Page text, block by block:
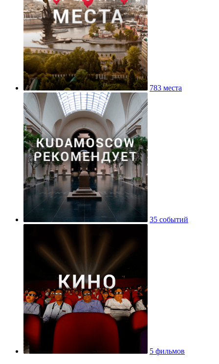
783 места
35 событий
5 фильмов